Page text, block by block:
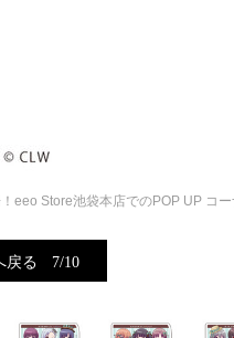
eeo Store池袋本店でのPOP UP コ
戻る 7/10